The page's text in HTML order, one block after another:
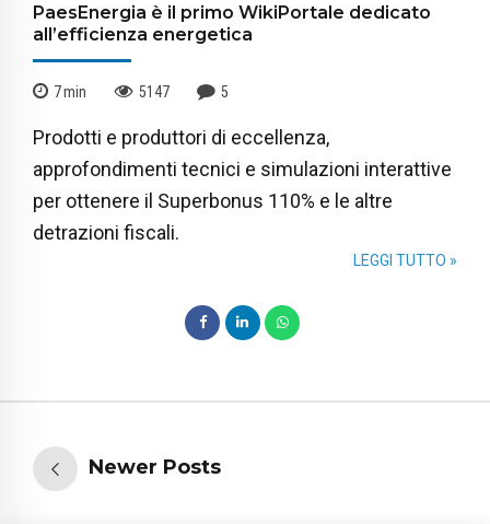
PaesEnergia è il primo WikiPortale dedicato
all’efficienza energetica
7min 5147 5
Prodotti e produttori di eccellenza,
approfondimenti tecnici e simulazioni interattive
per ottenere il Superbonus 110% e le altre
detrazioni fiscali.
LEGGI TUTTO »
Newer Posts